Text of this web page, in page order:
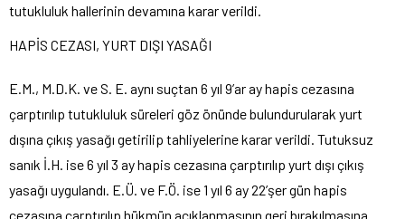
tutukluluk hallerinin devamına karar verildi.
HAPİS CEZASI, YURT DIŞI YASAĞI
E.M., M.D.K. ve S. E. aynı suçtan 6 yıl 9’ar ay hapis cezasına
çarptırılıp tutukluluk süreleri göz önünde bulundurularak yurt
dışına çıkış yasağı getirilip tahliyelerine karar verildi. Tutuksuz
sanık İ.H. ise 6 yıl 3 ay hapis cezasına çarptırılıp yurt dışı çıkış
yasağı uygulandı. E.Ü. ve F.Ö. ise 1 yıl 6 ay 22’şer gün hapis
cezasına çarptırılıp hükmün açıklanmasının geri bırakılmasına